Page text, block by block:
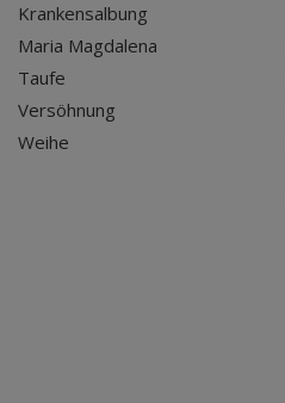
Krankensalbung
Maria Magdalena
Taufe
Versöhnung
Weihe